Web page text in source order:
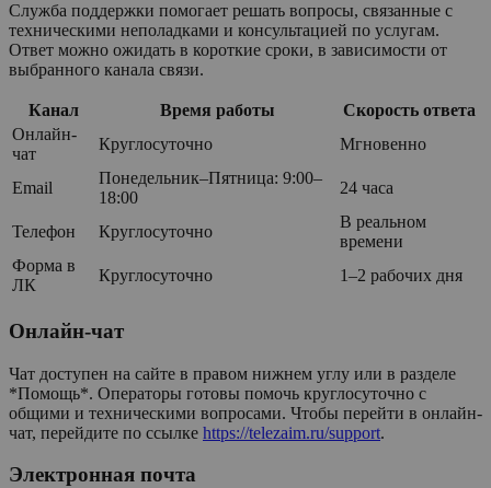
Служба поддержки помогает решать вопросы, связанные с
техническими неполадками и консультацией по услугам.
Ответ можно ожидать в короткие сроки, в зависимости от
выбранного канала связи.
Канал Время работы
Скорость ответа
Онлайн-
чат
Круглосуточно Мгновенно
Email
Понедельник–Пятница: 9:00–
18:00
24 часа
Телефон Круглосуточно
В реальном
времени
Форма в
ЛК
Круглосуточно 1–2 рабочих дня
Онлайн-чат
Чат доступен на сайте в правом нижнем углу или в разделе
*Помощь*. Операторы готовы помочь круглосуточно с
общими и техническими вопросами. Чтобы перейти в онлайн-
чат, перейдите по ссылке https://telezaim.ru/support.
Электронная почта